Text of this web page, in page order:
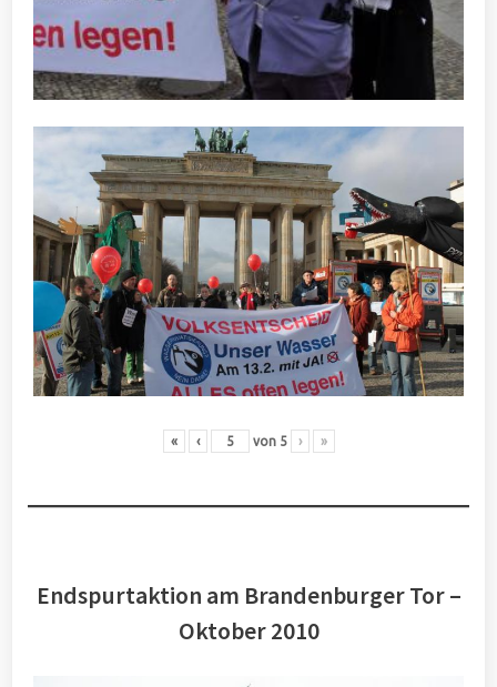
« ‹ von 5 › »
Endspurtaktion am Brandenburger Tor –
Oktober 2010